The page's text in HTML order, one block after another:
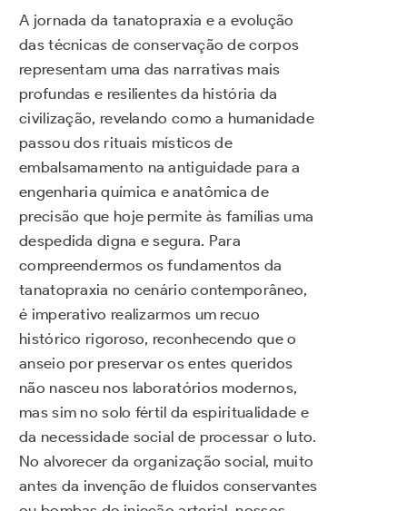
A jornada da tanatopraxia e a evolução
das técnicas de conservação de corpos
representam uma das narrativas mais
profundas e resilientes da história da
civilização, revelando como a humanidade
passou dos rituais místicos de
embalsamamento na antiguidade para a
engenharia química e anatômica de
precisão que hoje permite às famílias uma
despedida digna e segura. Para
compreendermos os fundamentos da
tanatopraxia no cenário contemporâneo,
é imperativo realizarmos um recuo
histórico rigoroso, reconhecendo que o
anseio por preservar os entes queridos
não nasceu nos laboratórios modernos,
mas sim no solo fértil da espiritualidade e
da necessidade social de processar o luto.
No alvorecer da organização social, muito
antes da invenção de fluidos conservantes